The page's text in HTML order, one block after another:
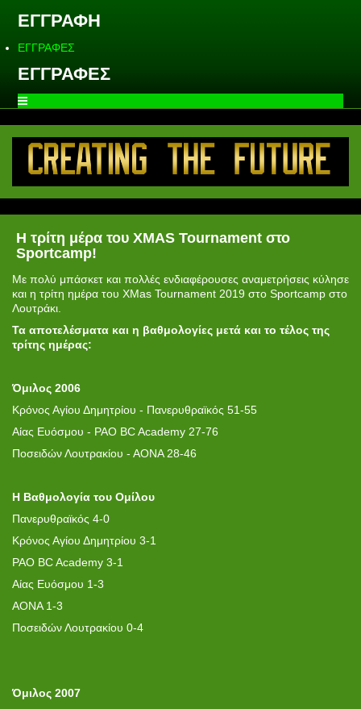
ΕΓΓΡΑΦΗ
ΕΓΓΡΑΦΕΣ
ΕΓΓΡΑΦΕΣ
H τρίτη μέρα του XMAS Tournament στο
Sportcamp!
Με πολύ μπάσκετ και πολλές ενδιαφέρουσες αναμετρήσεις κύλησε
και η τρίτη ημέρα του XMas Tournament 2019 στο Sportcamp στο
Λουτράκι.
Τα αποτελέσματα και η βαθμολογίες μετά και το τέλος της
τρίτης ημέρας:
Όμιλος 2006
Κρόνος Αγίου Δημητρίου - Πανερυθραϊκός 51-55
Αίας Ευόσμου - PAO BC Academy 27-76
Ποσειδών Λουτρακίου - ΑΟΝΑ 28-46
H Bαθμολογία του Ομίλου
Πανερυθραϊκός 4-0
Κρόνος Αγίου Δημητρίου 3-1
PAO BC Academy 3-1
Αίας Ευόσμου 1-3
ΑΟΝΑ 1-3
Ποσειδών Λουτρακίου 0-4
Όμιλος 2007